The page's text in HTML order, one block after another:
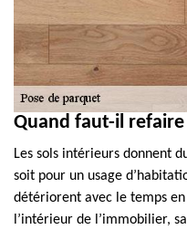
Quand faut-il
Les sols intérieurs donnent
soit pour un usage
détériorent avec le temps
l’intérieur de l’immobilier,